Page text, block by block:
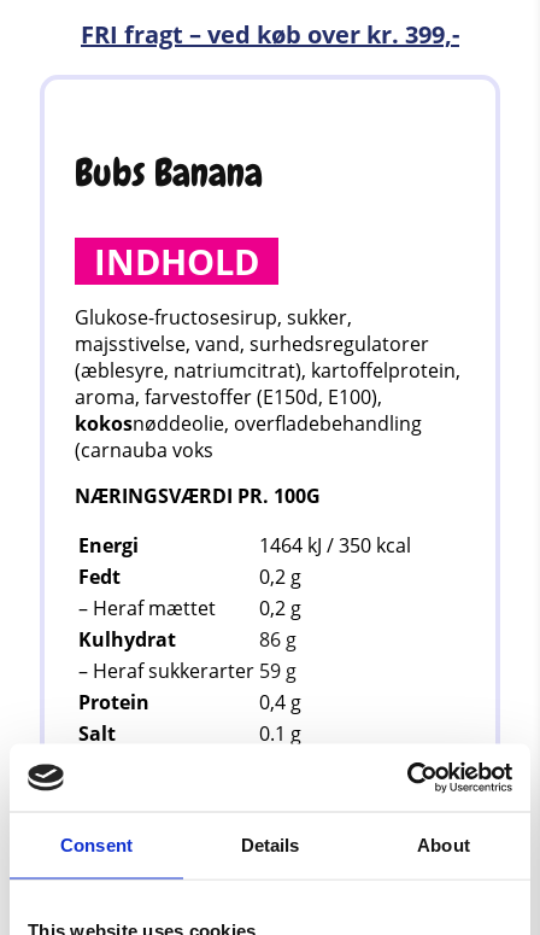
Consent Details About
This website uses cookies
FRI fragt – ved køb over kr. 399,-
Bubs Banana
INDHOLD
Glukose-fructosesirup, sukker,
majsstivelse, vand, surhedsregulatorer
(æblesyre, natriumcitrat), kartoffelprotein,
aroma, farvestoffer (E150d, E100),
kokosnøddeolie, overfladebehandling
(carnauba voks
NÆRINGSVÆRDI PR. 100G
Energi
1464 kJ / 350 kcal
Fedt
0,2 g
– Heraf mættet
0,2 g
Kulhydrat
86 g
– Heraf sukkerarter 59 g
Protein
0,4 g
Salt
0.1 g